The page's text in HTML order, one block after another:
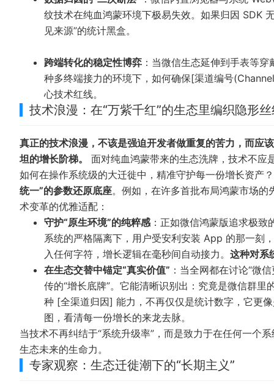
纹技术在纯血鸿蒙环境下极易失效。如果归因 SDK
见来源”的统计黑盒。
跨端转化的稳定性博弈 ：当微信生态延伸到手表等
种多终端接力的环境下，如何确保[渠道编号
心技术红线。
技术浪漫：在“万紫千红”的生态里编织隐形
真正的技术浪漫，不该是强迫开发者做重复的苦力，而应
坦的增长阶梯。
面对纯血鸿蒙带来的生态洗牌，技术不应
如何在操作系统级的大迁徙中，精准守护每一份增长资产
统一”的参数还原底座。例如，在许多首批布局鸿蒙市场
术变革的优雅适配：
守护“原生环境”的纯粹感：正如微信鸿蒙版追求极致
系统的严格隔离下，用户受安利安装 App 的那一刻
入任何字符，增长逻辑在毫秒间自动接力。 这种对系
在生态交替中锚定“真实价值” ：当全网都在讨论“微
传的“增长底牌”。它能清晰识别出：究竟是微信群
种 [全渠道归因] 能力，不再仅仅是统计数字，它更
图，看清每一份增长的来龙去脉。
当技术不再纠结于“系统升级率”，而是致力于在任何一个
生态未来的生命力。
专家观察：生态迁徙潮下的“长期主义”